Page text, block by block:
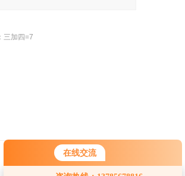
在线交流
您好！欢迎前来咨询，很高兴为您
三加四=7
返回